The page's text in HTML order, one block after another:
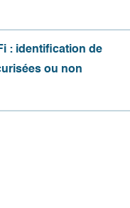
: identification de
ou non